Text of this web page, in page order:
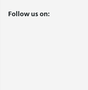
Follow us on: